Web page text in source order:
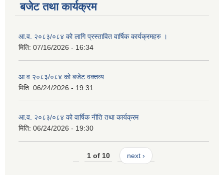
बजेट तथा कार्यक्रम
आ.व. २०८३/०८४ को लागि प्रस्तावित वार्षिक कार्यक्रमहरु ।
मिति: 07/16/2026 - 16:34
आ.व २०८३/०८४ को बजेट वक्तव्य
मिति: 06/24/2026 - 19:31
आ.व. २०८३/०८४ को वार्षिक नीति तथा कार्यक्रम
मिति: 06/24/2026 - 19:30
1 of 10 next ›